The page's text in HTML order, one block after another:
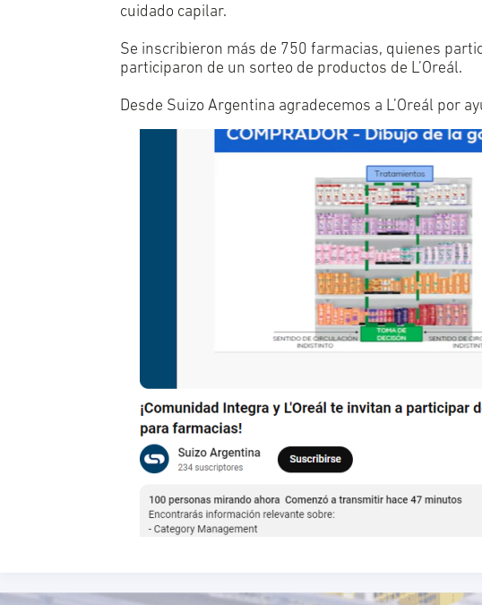
cuidado capilar.
Se inscribieron más de 750 farmacias, quienes
participaron de un sorteo de productos de L’Oreál.
Desde Suizo Argentina agradecemos a L’Oreál por